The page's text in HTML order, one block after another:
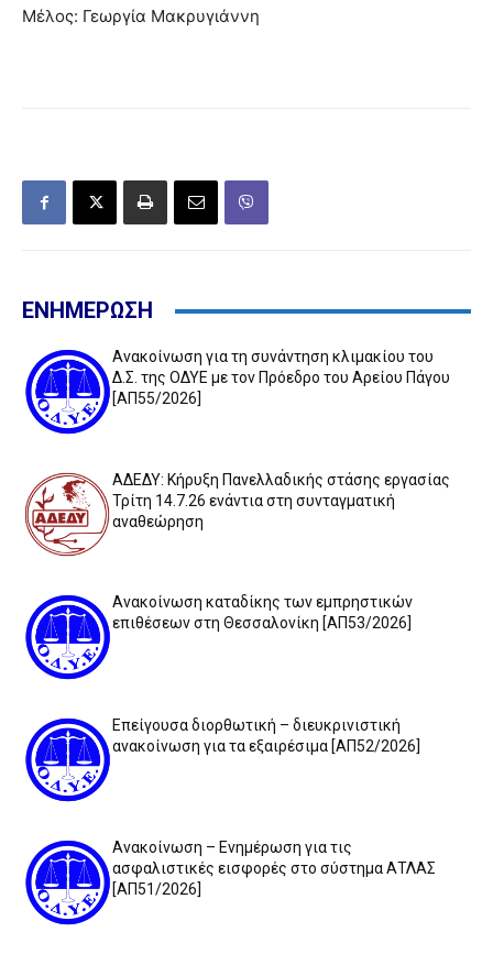
Μέλος: Γεωργία Μακρυγιάννη
ΕΝΗΜΕΡΩΣΗ
Ανακοίνωση για τη συνάντηση κλιμακίου του
Δ.Σ. της ΟΔΥΕ με τον Πρόεδρο του Αρείου Πάγου
[ΑΠ55/2026]
ΑΔΕΔΥ: Κήρυξη Πανελλαδικής στάσης εργασίας
Τρίτη 14.7.26 ενάντια στη συνταγματική
αναθεώρηση
Ανακοίνωση καταδίκης των εμπρηστικών
επιθέσεων στη Θεσσαλονίκη [ΑΠ53/2026]
Επείγουσα διορθωτική – διευκρινιστική
ανακοίνωση για τα εξαιρέσιμα [ΑΠ52/2026]
Ανακοίνωση – Ενημέρωση για τις
ασφαλιστικές εισφορές στο σύστημα ΑΤΛΑΣ
[ΑΠ51/2026]